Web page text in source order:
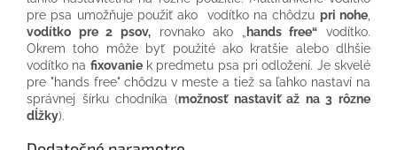
pre psa umožňuje použiť ako vodítko na chôdzu pri nohe
vodítko pre 2 psov,rovnako ako „ hands free“ vodítko.
Okrem toho môže byť použité ako kratšie alebo dlhšie
vodítko na fixovaniek predmetu psa pri odložení. Je skvelé
pre "hands free" chôdzu v meste a tiež sa ľahko nastaví na
správnej šírku chodníka (možnosť nastaviť až na 3 rôzne
dĺžky).